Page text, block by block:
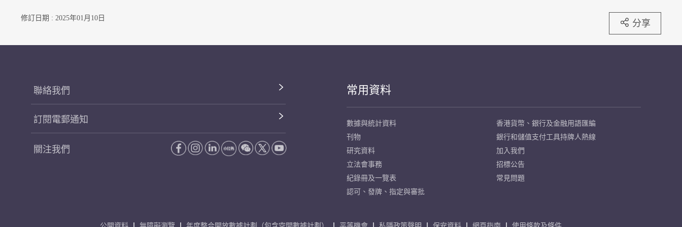
修訂日期 : 2025年01月10日 分享
聯絡我們
訂閱電郵通知
關注我們
常用資料
數據與統計資料
刊物
研究資料
立法會事務
紀錄冊及一覽表
認可、發牌、指定與審批
香港貨幣、銀行及金融用語匯編
銀行和儲值支付工具持牌人熱線
加入我們
招標公告
常見問題